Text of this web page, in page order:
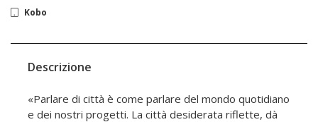
Kobo
Descrizione
«Parlare di città è come parlare del mondo quotidiano
e dei nostri progetti. La città desiderata riflette, dà